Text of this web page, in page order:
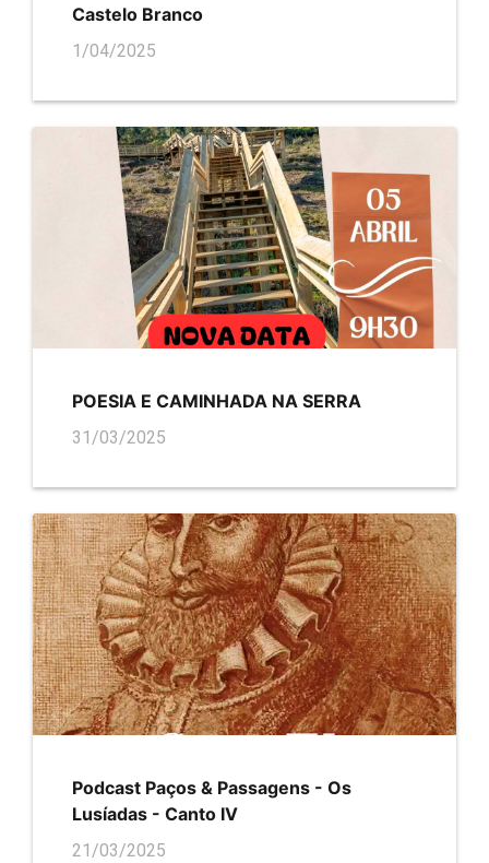
Castelo Branco
1/04/2025
POESIA E CAMINHADA NA SERRA
31/03/2025
Podcast Paços & Passagens - Os
Lusíadas - Canto IV
21/03/2025